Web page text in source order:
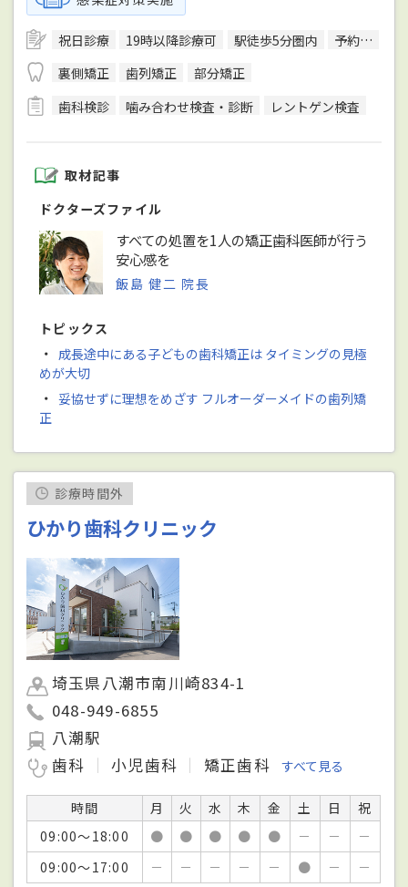
祝日診療 19時以降診療可 駅徒歩5分圏内 予約可
裏側矯正
歯列矯正
部分矯正
歯科検診
噛み合わせ検査・診断 レントゲン検査
取材記事
ドクターズファイル
すべての処置を1人の矯正歯科医師が行う
安心感を
飯島 健二 院長
トピックス
・ 成長途中にある子どもの歯科矯正は タイミングの見極
めが大切
・ 妥協せずに理想をめざす フルオーダーメイドの歯列矯
正
診療時間外
ひかり歯科クリニック
埼玉県八潮市南川崎834-1
048-949-6855
八潮駅
歯科
小児歯科 矯正歯科 すべて見る
時間 月 火 水 木 金 土 日
祝
09:00～18:00
● ● ● ● ● － －
－
09:00～17:00
－ － － － － ● － －